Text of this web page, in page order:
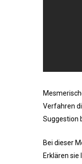
Verfahren
Suggestion
Bei dieser
Erklären